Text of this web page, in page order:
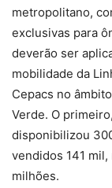
metropolitano,
exclusivas para
deverão ser
mobilidade da
Cepacs no
Verde. O
disponibilizou
vendidos 141
milhões.